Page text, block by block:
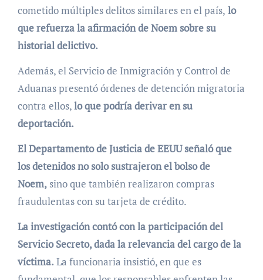
cometido múltiples delitos similares en el país, lo
que refuerza la afirmación de Noem sobre su
historial delictivo.
Además, el Servicio de Inmigración y Control de
Aduanas presentó órdenes de detención migratoria
contra ellos,lo que podría derivar en su
deportación.
El Departamento de Justicia de EEUU señaló que
los detenidos no solo sustrajeron el bolso de
Noem, sino que también realizaron compras
fraudulentas con su tarjeta de crédito.
La investigación contó con la participación del
Servicio Secreto, dada la relevancia del cargo de la
víctima. La funcionaria insistió, en que es